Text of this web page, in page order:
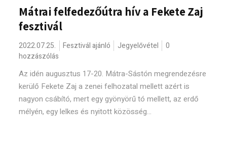
Mátrai felfedezőútra hív a Fekete Zaj
fesztivál
2022.07.25. Fesztivál ajánló Jegyelővétel
0
hozzászólás
Az idén augusztus 17-20. Mátra-Sástón megrendezésre
kerülő Fekete Zaj a zenei felhozatal mellett azért is
nagyon csábító, mert egy gyönyörű tó mellett, az erdő
mélyén, egy lelkes és nyitott közösség...